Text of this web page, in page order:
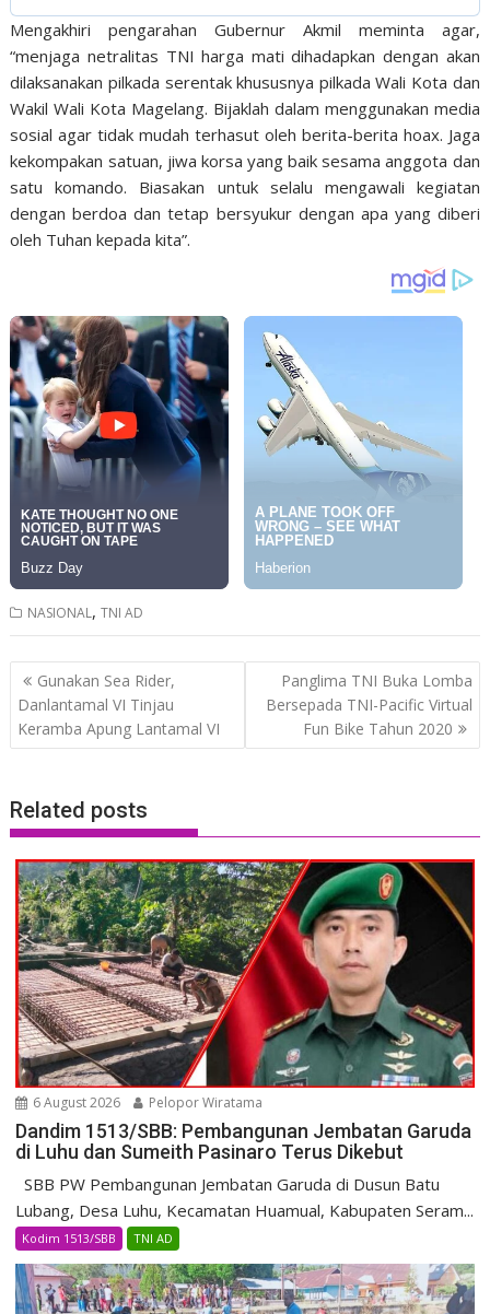
Mengakhiri pengarahan Gubernur Akmil meminta agar,
“menjaga netralitas TNI harga mati dihadapkan dengan akan
dilaksanakan pilkada serentak khususnya pilkada Wali Kota dan
Wakil Wali Kota Magelang. Bijaklah dalam menggunakan media
sosial agar tidak mudah terhasut oleh berita-berita hoax. Jaga
kekompakan satuan, jiwa korsa yang baik sesama anggota dan
satu komando. Biasakan untuk selalu mengawali kegiatan
dengan berdoa dan tetap bersyukur dengan apa yang diberi
oleh Tuhan kepada kita”.
NASIONAL,TNI AD
Post
navigation
Gunakan Sea Rider,
Danlantamal VI Tinjau
Keramba Apung Lantamal VI
Panglima TNI Buka Lomba
Bersepada TNI-Pacific Virtual
Fun Bike Tahun 2020
Related posts
6 August 2026 Pelopor Wiratama
Dandim 1513/SBB: Pembangunan Jembatan Garuda
di Luhu dan Sumeith Pasinaro Terus Dikebut
SBB PW Pembangunan Jembatan Garuda di Dusun Batu
Lubang, Desa Luhu, Kecamatan Huamual, Kabupaten Seram...
Kodim 1513/SBB TNI AD